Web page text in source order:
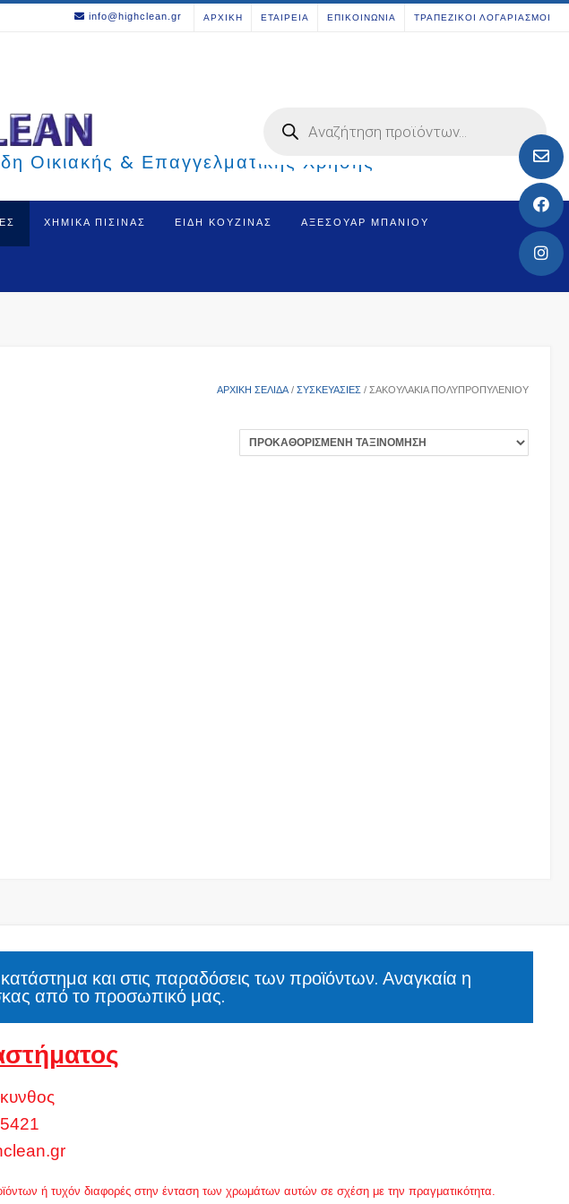
info@highclean.gr ΑΡΧΙΚΗ ΕΤΑΙΡΕΙΑ ΕΠΙΚΟΙΝΩΝΙΑ ΤΡΑΠΕΖΙΚΟΙ ΛΟΓΑΡΙΑΣΜΟΙ
Οικιακής & Επαγγελματικής Χρήσης
search
ΧΗΜΙΚΑ ΠΙΣΙΝΑΣ ΕΊΔΗ ΚΟΥΖΊΝΑΣ ΑΞΕΣΟΥΆΡ ΜΠΆΝΙΟΥ
ΑΡΧΙΚΉ ΣΕΛΊΔΑ / ΣΥΣΚΕΥΑΣΙΕΣ / ΣΑΚΟΥΛΆΚΙΑ ΠΟΛΥΠΡΟΠΥΛΈΝΙΟΥ
και στις παραδόσεις των προϊόντων. Αναγκαία η
από το προσωπικό μας.
ή τυχόν διαφορές στην ένταση των χρωμάτων αυτών σε σχέση με την πραγματικότητα.